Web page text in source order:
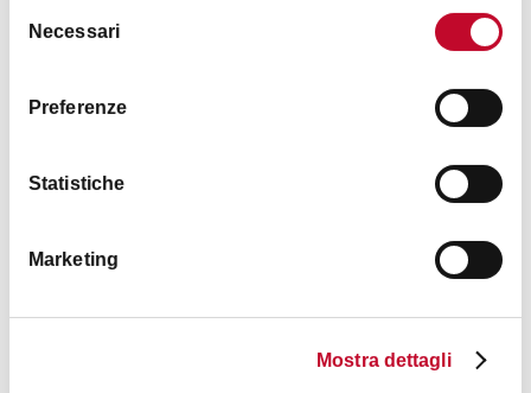
delNecessari
Preferenze
Statistiche
Marketing
Mostra dettagli
PARKS AND GARDENS